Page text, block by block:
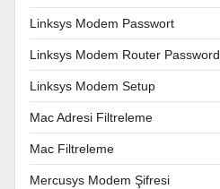
Linksys Modem Passwort
Linksys Modem Router Password
Linksys Modem Setup
Mac Adresi Filtreleme
Mac Filtreleme
Mercusys Modem Şifresi